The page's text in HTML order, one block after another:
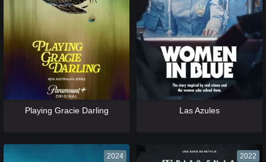
Playing Gracie Darling Las Azules
2024 2022